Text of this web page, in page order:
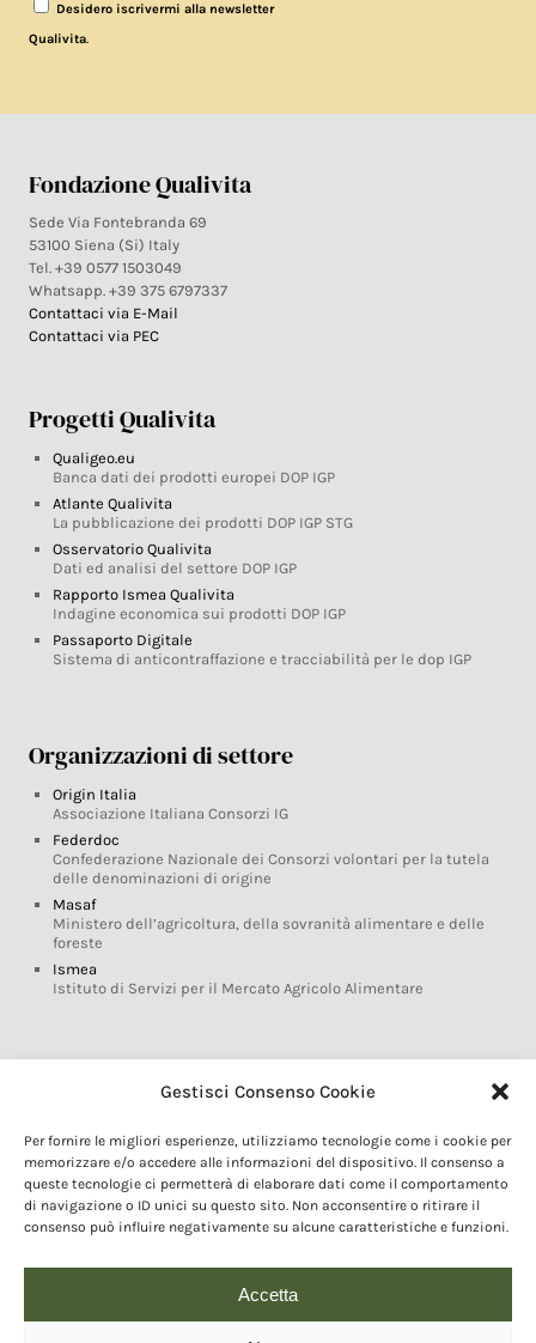
Gestisci Consenso Cookie
Per fornire le migliori esperienze, utilizziamo tecnologie come i cookie per
memorizzare e/o accedere alle informazioni del dispositivo. Il consenso a
queste tecnologie ci permetterà di elaborare dati come il comportamento
di navigazione o ID unici su questo sito. Non acconsentire o ritirare il
consenso può influire negativamente su alcune caratteristiche e funzioni.
Accetta
Desidero iscrivermi alla newsletter
Qualivita.
Fondazione Qualivita
Sede Via Fontebranda 69
53100 Siena (Si) Italy
Tel. +39 0577 1503049
Whatsapp. +39 375 6797337
Contattaci via E-Mail
Contattaci via PEC
Progetti Qualivita
Qualigeo.eu
Banca dati dei prodotti europei DOP IGP
Atlante Qualivita
La pubblicazione dei prodotti DOP IGP STG
Osservatorio Qualivita
Dati ed analisi del settore DOP IGP
Rapporto Ismea Qualivita
Indagine economica sui prodotti DOP IGP
Passaporto Digitale
Sistema di anticontraffazione e tracciabilità per le dop IGP
Organizzazioni di settore
Origin Italia
Associazione Italiana Consorzi IG
Federdoc
Confederazione Nazionale dei Consorzi volontari per la tutela
delle denominazioni di origine
Masaf
Ministero dell’agricoltura, della sovranità alimentare e delle
foreste
Ismea
Istituto di Servizi per il Mercato Agricolo Alimentare
Glossario DOP IGP
Marchi DOP IGP
Normativa prodotti DOP IGP
Consorzi di Tutela
Farm To Fork e prodotti DOP IGP